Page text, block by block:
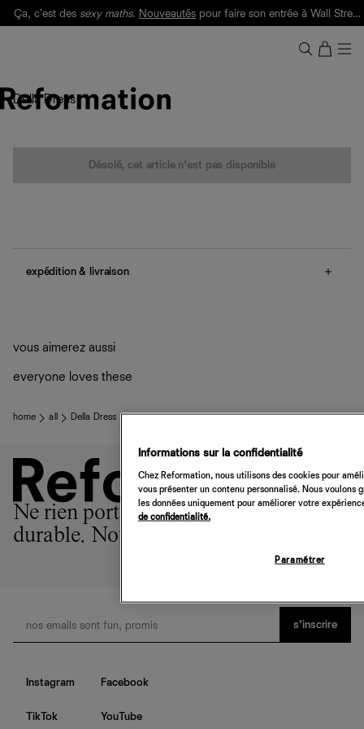
Ça, c'est des sexy maths. Nouveautés pour faire son entrée à Wall Street.
Della Dress
Désolé, cet article n’est pas disponible
expédition & livraison
vous aimerez aussi
everyone loves these
home all Della Dress
Ne rien porter est l'option la plus
durable. Nous sommes la 2ème.
s’inscrire
Instagram Facebook
TikTok YouTube
Informations sur la confidentialité
Chez Reformation, nous utilisons des cookies pour
vous présenter un contenu personnalisé. Nous
les données uniquement pour améliorer votre
de confidentialité.
Paramétrer